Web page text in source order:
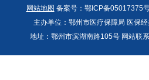
网站地图 备案号：鄂ICP备05017375
主办单位：鄂州市医疗保障局 医保
地址：鄂州市滨湖南路105号 网站